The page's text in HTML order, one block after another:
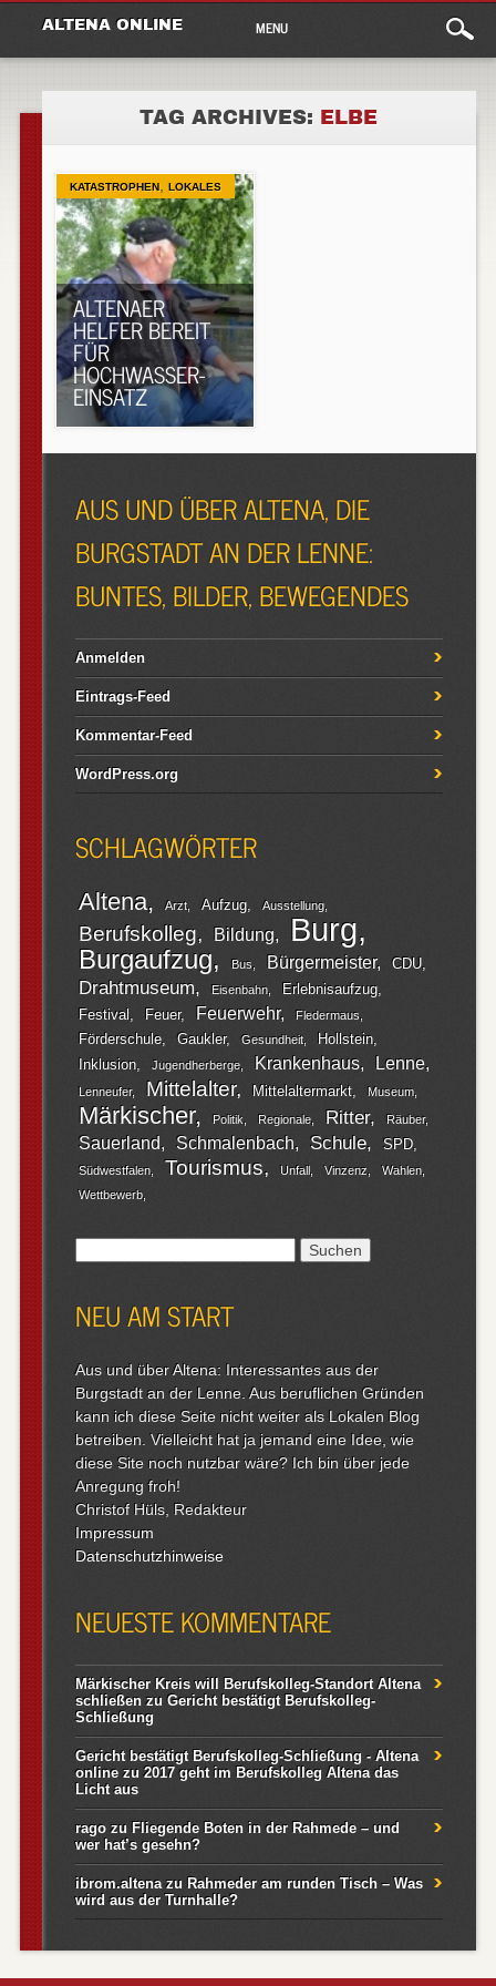
ALTENA ONLINE
Main
menu
content
MENU
TAG ARCHIVES: ELBE
KATASTROPHEN, LOKALES
ALTENAER
HELFER BEREIT
FÜR
HOCHWASSER-
EINSATZ
AUS UND ÜBER ALTENA, DIE
BURGSTADT AN DER LENNE:
BUNTES, BILDER, BEWEGENDES
Anmelden
Eintrags-Feed
Kommentar-Feed
WordPress.org
SCHLAGWÖRTER
Altena Arzt Aufzug Ausstellung
Berufskolleg Bildung Burg
Burgaufzug Bus Bürgermeister CDU
Drahtmuseum Eisenbahn
Erlebnisaufzug
Festival
Feuer Feuerwehr Fledermaus
Förderschule Gaukler Gesundheit
Hollstein
Inklusion
Jugendherberge Krankenhaus Lenne
Lenneufer Mittelalter Mittelaltermarkt Museum
Märkischer Politik Regionale Ritter Räuber
Sauerland Schmalenbach Schule SPD
Südwestfalen Tourismus Unfall Vinzenz
Wahlen
Wettbewerb
NEU AM START
Aus und über Altena: Interessantes aus der
Burgstadt an der Lenne. Aus beruflichen Gründen
kann ich diese Seite nicht weiter als Lokalen Blog
betreiben. Vielleicht hat ja jemand eine Idee, wie
diese Site noch nutzbar wäre? Ich bin über jede
Anregung froh!
Christof Hüls, Redakteur
Impressum
Datenschutzhinweise
NEUESTE KOMMENTARE
Märkischer Kreis will Berufskolleg-Standort Altena
schließenzuGericht bestätigt Berufskolleg-
Schließung
Gericht bestätigt Berufskolleg-Schließung - Altena
onlinezu2017 geht im Berufskolleg Altena das
Licht aus
ragozu Fliegende Boten in der Rahmede – und
wer hat’s gesehn?
ibrom.altenazu Rahmeder am runden Tisch – Was
wird aus der Turnhalle?